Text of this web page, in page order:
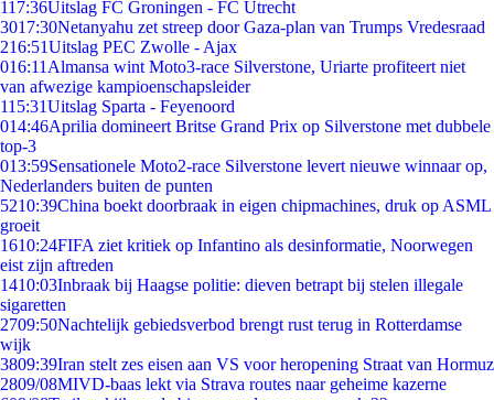
117:36Uitslag FC Groningen - FC Utrecht
3017:30Netanyahu zet streep door Gaza-plan van Trumps Vredesraad
216:51Uitslag PEC Zwolle - Ajax
016:11 Almansa wint Moto3-race Silverstone, Uriarte profiteert niet
van afwezige kampioenschapsleider
115:31Uitslag Sparta - Feyenoord
014:46Aprilia domineert Britse Grand Prix op Silverstone met dubbele
top-3
013:59Sensationele Moto2-race Silverstone levert nieuwe winnaar op,
Nederlanders buiten de punten
5210:39China boekt doorbraak in eigen chipmachines, druk op ASML
groeit
1610:24FIFA ziet kritiek op Infantino als desinformatie, Noorwegen
eist zijn aftreden
1410:03Inbraak bij Haagse politie: dieven betrapt bij stelen illegale
sigaretten
2709:50Nachtelijk gebiedsverbod brengt rust terug in Rotterdamse
wijk
3809:39Iran stelt zes eisen aan VS voor heropening Straat van Hormuz
2809/08MIVD-baas lekt via Strava routes naar geheime kazerne